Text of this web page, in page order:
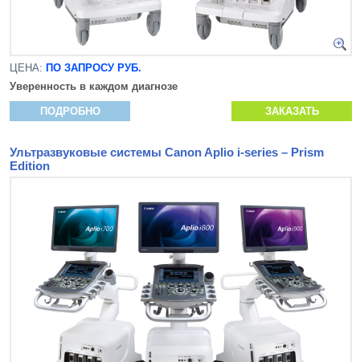
ЦЕНА: ПО ЗАПРОСУ РУБ.
Уверенность в каждом диагнозе
ПОДРОБНО ЗАКАЗАТЬ
Ультразвуковые системы Canon Aplio i-series – Prism
Edition